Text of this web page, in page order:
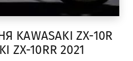
KAWASAKI ZX-10R
ZX-10RR 2021